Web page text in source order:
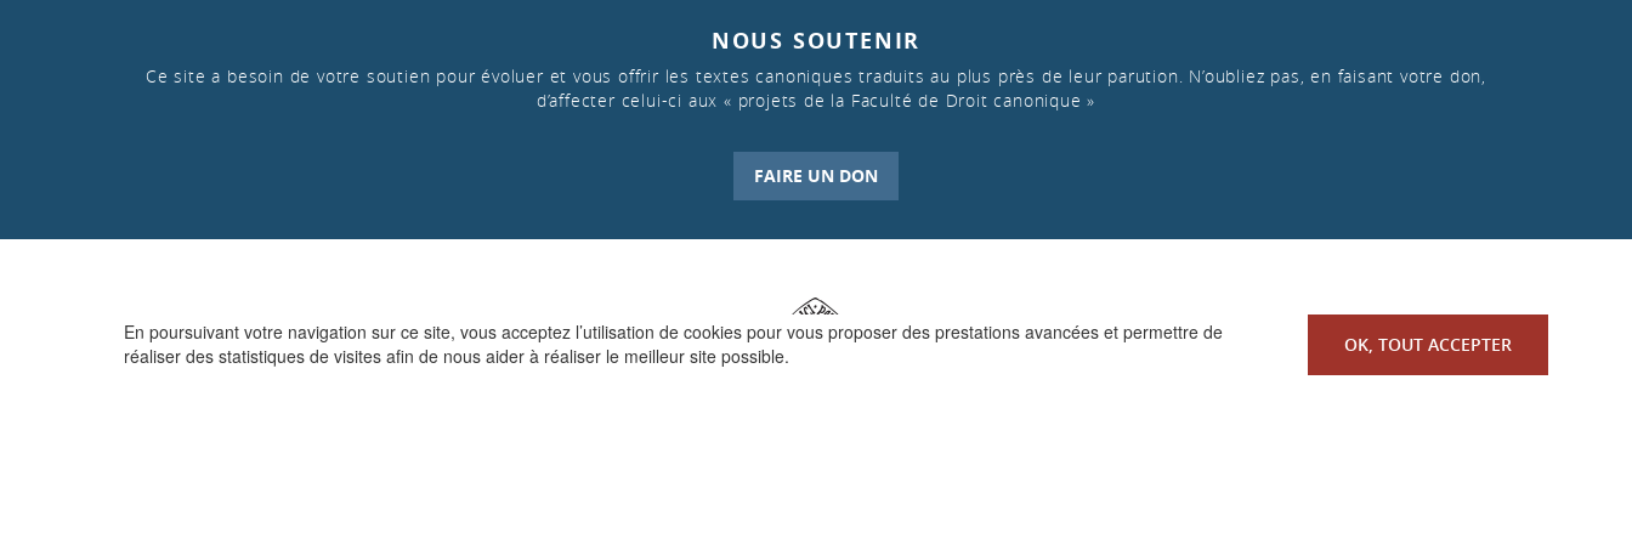
En poursuivant votre navigation sur ce site, vous acceptez l’utilisation de cookies pour vous proposer des prestations avancées et permettre de
réaliser des statistiques de visites afin de nous aider à réaliser le meilleur site possible.
OK, TOUT ACCEPTER
NOUS SOUTENIR
Ce site a besoin de votre soutien pour évoluer et vous offrir les textes canoniques traduits au plus près de leur parution. N’oubliez pas, en faisant votre don,
d’affecter celui-ci aux « projets de la Faculté de Droit canonique »
FAIRE UN DON